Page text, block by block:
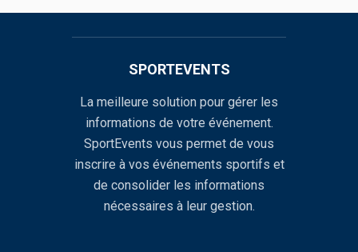
SPORTEVENTS
La meilleure solution pour gérer les
informations de votre événement.
SportEvents vous permet de vous
inscrire à vos événements sportifs et
de consolider les informations
nécessaires à leur gestion.